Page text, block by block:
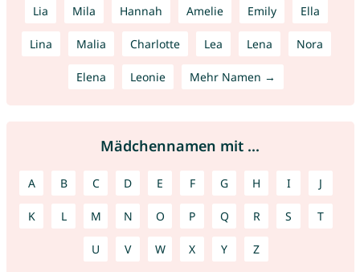
Lia Mila Hannah Amelie Emily Ella
Lina Malia Charlotte Lea Lena Nora
Elena Leonie Mehr Namen →
Mädchennamen mit ...
A B C D E F G H I J
K L M N O P Q R S T
U V W X Y Z